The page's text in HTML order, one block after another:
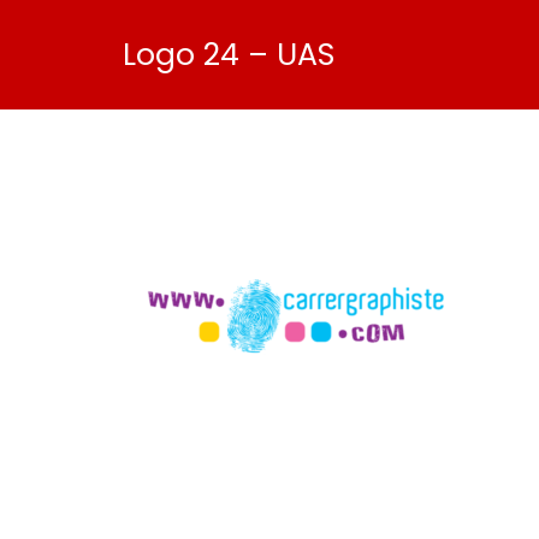
Logo 24 – UAS